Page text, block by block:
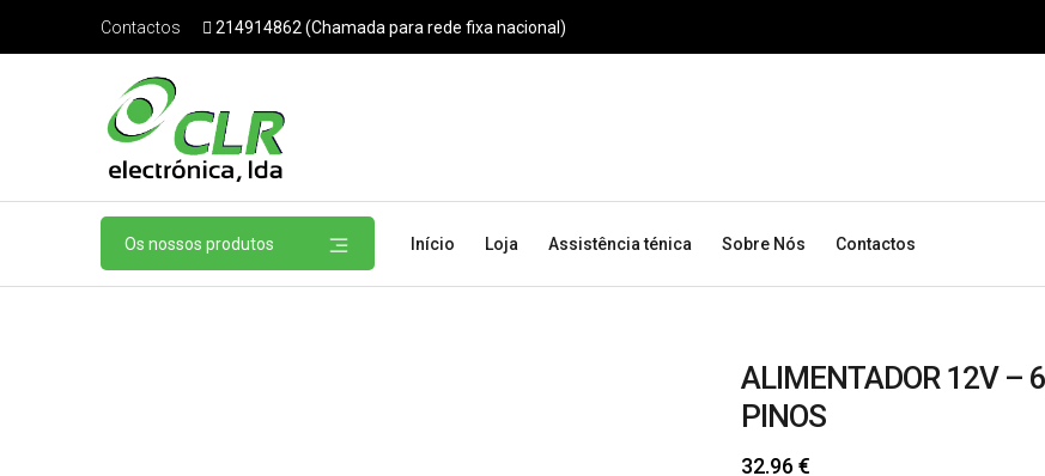
Contactos 214914862 (Chamada para rede fixa nacional)
Os nossos produtos Início Loja Assistência ténica Sobre Nós Contactos
ALIMENTADOR 12V –
PINOS
32.96€